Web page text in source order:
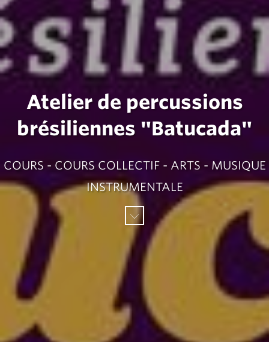
Atelier de percussions
brésiliennes "Batucada"
COURS - COURS COLLECTIF - ARTS - MUSIQUE
INSTRUMENTALE